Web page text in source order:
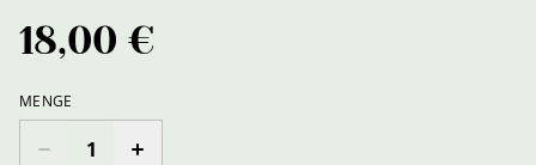
18,00 €
MENGE